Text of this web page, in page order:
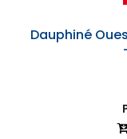
Dauphiné